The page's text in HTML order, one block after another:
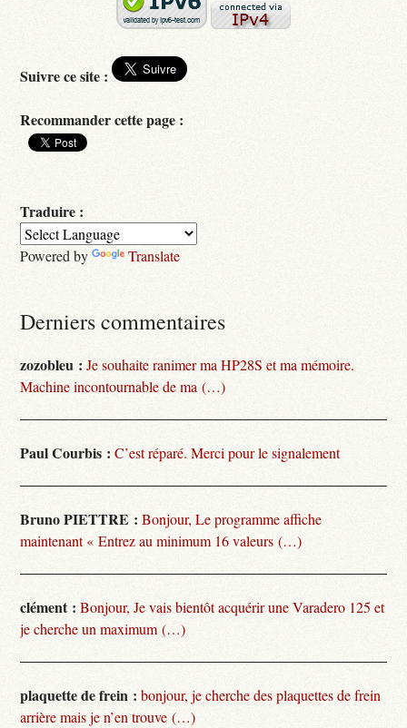
Suivre ce site :
Recommander cette page :
Traduire :
Powered by Translate
Derniers commentaires
zozobleu : Je souhaite ranimer ma HP28S et ma mémoire.
Machine incontournable de ma (…)
Paul Courbis : C’est réparé. Merci pour le signalement
Bruno PIETTRE : Bonjour, Le programme affiche
maintenant « Entrez au minimum 16 valeurs (…)
clément : Bonjour, Je vais bientôt acquérir une Varadero 125 et
je cherche un maximum (…)
plaquette de frein : bonjour, je cherche des plaquettes de frein
arrière mais je n’en trouve (…)